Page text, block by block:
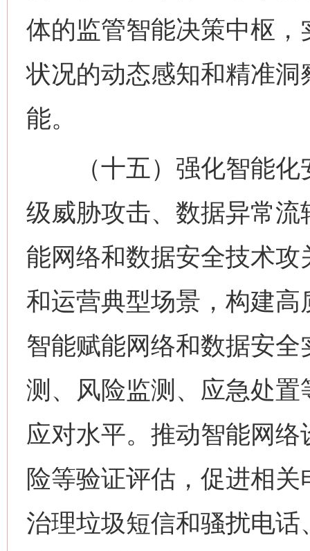
体的监管智能决策中枢
状况的动态感知和精准
能。
（十五）强化智能化
级威胁攻击、数据异常
能网络和数据安全技术
和运营典型场景，构建
智能赋能网络和数据安
测、风险监测、应急处
应对水平。推动智能网
险等验证评估，促进相
治理垃圾短信和骚扰电